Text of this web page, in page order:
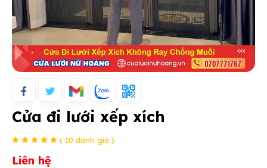
Cửa đi lưới xếp xích
( 10 đánh giá )
Liên hệ